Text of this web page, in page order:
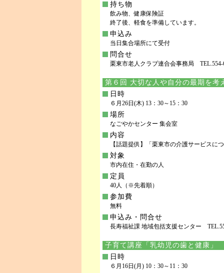
持ち物
飲み物、健康保険証
終了後、軽食を準備しています。
申込み
当日集合場所にて受付
問合せ
栗東市老人クラブ連合会事務局
第６回 大切な人や自分の最期を考
日時
６月26日(木) 13：30～15：30
場所
なごやかセンター 集会室
内容
【話題提供】「栗東市の介護サービスに
対象
市内在住・在勤の人
定員
40人（※先着順）
参加費
無料
申込み・問合せ
長寿福祉課 地域包括支援センター
子育て講座「乳幼児の歯と健康」
日時
６月16日(月) 10：30～11：30